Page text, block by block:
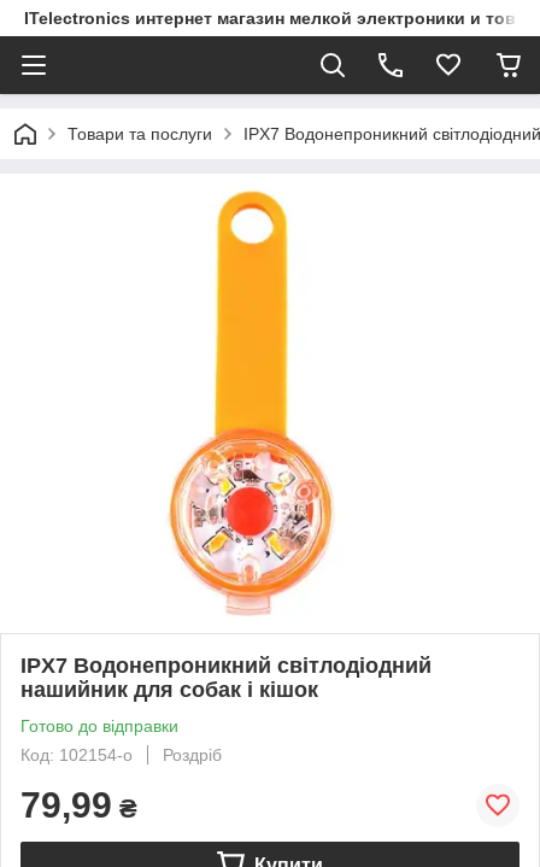
ITelectronics интернет магазин мелкой электроники и
Товари та послуги IPX7 Водонепроникний
IPX7 Водонепроникний світлодіодний
нашийник для собак і кішок
Готово до відправки
Код: 102154-о
Роздріб
79,99 ₴